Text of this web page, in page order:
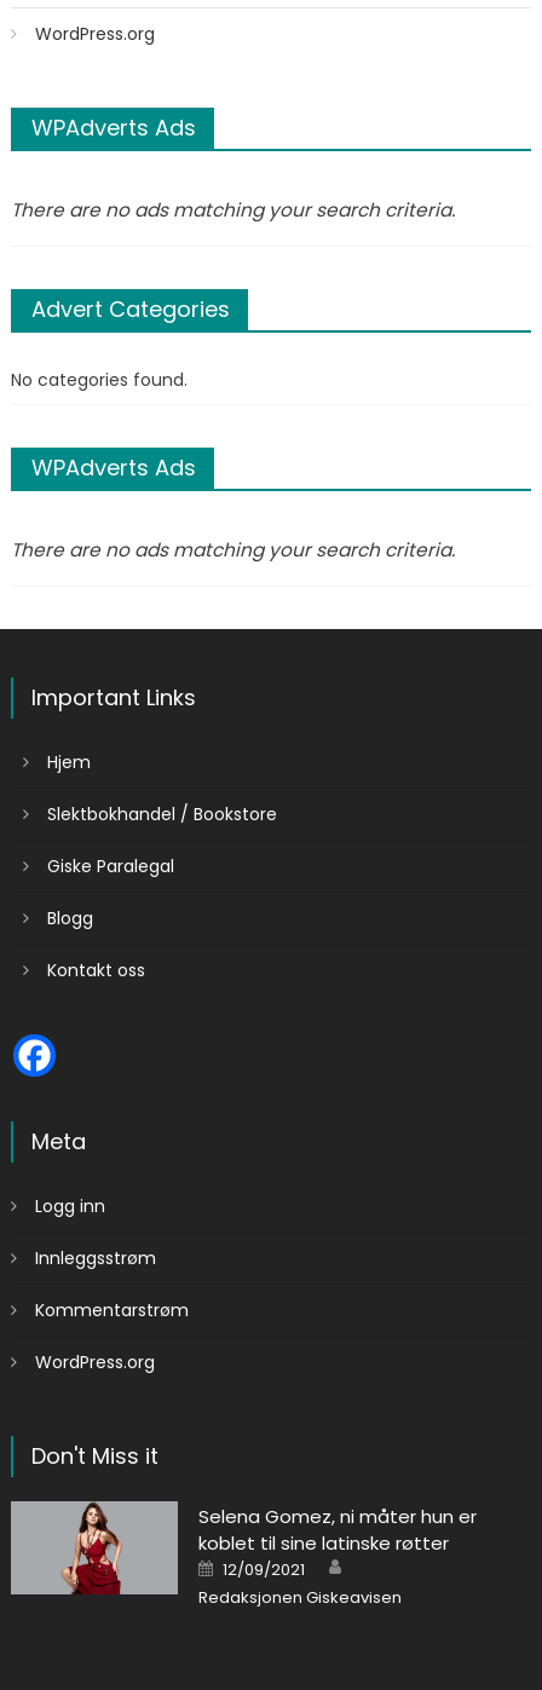
WordPress.org
WPAdverts Ads
There are no ads matching your search criteria.
Advert Categories
No categories found.
WPAdverts Ads
There are no ads matching your search criteria.
Important Links
Hjem
Slektbokhandel / Bookstore
Giske Paralegal
Blogg
Kontakt oss
Meta
Logg inn
Innleggsstrøm
Kommentarstrøm
WordPress.org
Don't Miss it
Selena Gomez, ni måter hun er
koblet til sine latinske røtter
Posted on
12/09/2021
Redaksjonen Giskeavisen